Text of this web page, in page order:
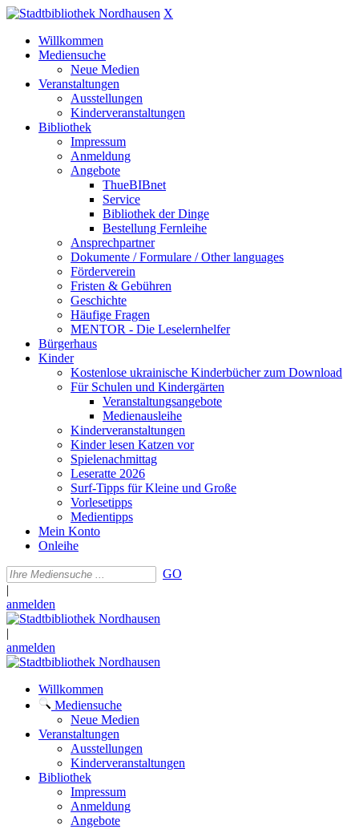
X
Willkommen
Mediensuche
Neue Medien
Veranstaltungen
Ausstellungen
Kinderveranstaltungen
Bibliothek
Impressum
Anmeldung
Angebote
ThueBIBnet
Service
Bibliothek der Dinge
Bestellung Fernleihe
Ansprechpartner
Dokumente / Formulare / Other languages
Förderverein
Fristen & Gebühren
Geschichte
Häufige Fragen
MENTOR - Die Leselernhelfer
Bürgerhaus
Kinder
Kostenlose ukrainische Kinderbücher zum Download
Für Schulen und Kindergärten
Veranstaltungsangebote
Medienausleihe
Kinderveranstaltungen
Kinder lesen Katzen vor
Spielenachmittag
Leseratte 2026
Surf-Tipps für Kleine und Große
Vorlesetipps
Medientipps
Mein Konto
Onleihe
GO
|
anmelden
|
anmelden
Willkommen
Mediensuche
Neue Medien
Veranstaltungen
Ausstellungen
Kinderveranstaltungen
Bibliothek
Impressum
Anmeldung
Angebote